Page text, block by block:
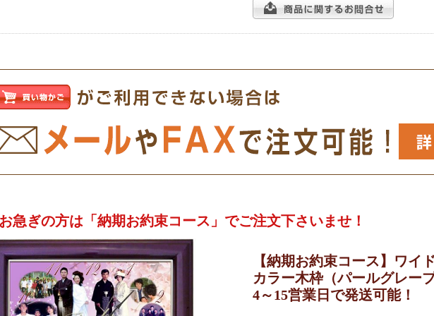
急ぎの方は「納期お約束コース」でご注文下さいませ！
【納期お約束コース】ワイ
カラー木枠（パールグレープ
4～15営業日で発送可能！